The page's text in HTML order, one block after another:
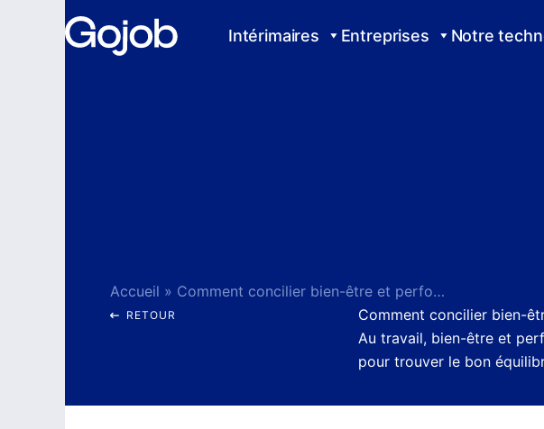
Intérimaires Entreprises Notre
Accueil » Comment concilier bien-être et performance au travail ?
RETOUR
Comment concilier bien-
Au travail, bien-être et
pour trouver le bon